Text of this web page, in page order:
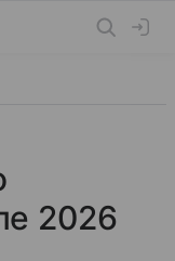
2026